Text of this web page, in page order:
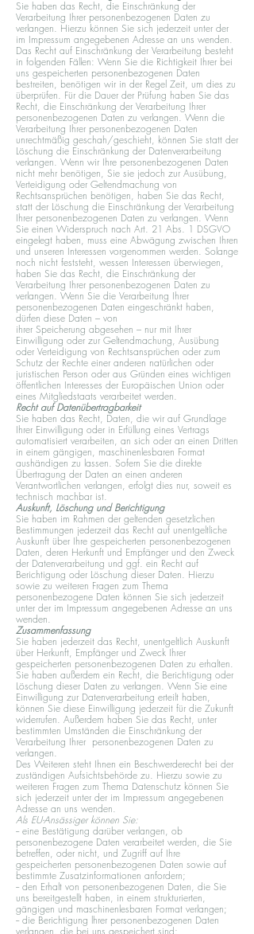
Sie haben das Recht, die Einschränkung der
Verarbeitung Ihrer personenbezogenen Daten zu
verlangen. Hierzu können Sie sich jederzeit unter der
im Impressum angegebenen Adresse an uns wenden.
Das Recht auf Einschränkung der Verarbeitung besteht
in folgenden Fällen: Wenn Sie die Richtigkeit Ihrer bei
uns gespeicherten personenbezogenen Daten
bestreiten, benötigen wir in der Regel Zeit, um dies zu
überprüfen. Für die Dauer der Prüfung haben Sie das
Recht, die Einschränkung der Verarbeitung Ihrer
personenbezogenen Daten zu verlangen. Wenn die
Verarbeitung Ihrer personenbezogenen Daten
unrechtmäßig geschah/geschieht, können Sie statt der
Löschung die Einschränkung der Datenverarbeitung
verlangen. Wenn wir Ihre personenbezogenen Daten
nicht mehr benötigen, Sie sie jedoch zur Ausübung,
Verteidigung oder Geltendmachung von
Rechtsansprüchen benötigen, haben Sie das Recht,
statt der Löschung die Einschränkung der Verarbeitung
Ihrer personenbezogenen Daten zu verlangen. Wenn
Sie einen Widerspruch nach Art. 21 Abs. 1 DSGVO
eingelegt haben, muss eine Abwägung zwischen Ihren
und unseren Interessen vorgenommen werden. Solange
noch nicht feststeht, wessen Interessen überwiegen,
haben Sie das Recht, die Einschränkung der
Verarbeitung Ihrer personenbezogenen Daten zu
verlangen. Wenn Sie die Verarbeitung Ihrer
personenbezogenen Daten eingeschränkt haben,
dürfen diese Daten – von
ihrer Speicherung abgesehen – nur mit Ihrer
Einwilligung oder zur Geltendmachung, Ausübung
oder Verteidigung von Rechtsansprüchen oder zum
Schutz der Rechte einer anderen natürlichen oder
juristischen Person oder aus Gründen eines wichtigen
öffentlichen Interesses der Europäischen Union oder
eines Mitgliedstaats verarbeitet werden.
Recht auf Datenübertragbarkeit
Sie haben das Recht, Daten, die wir auf Grundlage
Ihrer Einwilligung oder in Erfüllung eines Vertrags
automatisiert verarbeiten, an sich oder an einen Dritten
in einem gängigen, maschinenlesbaren Format
aushändigen zu lassen. Sofern Sie die direkte
Übertragung der Daten an einen anderen
Verantwortlichen verlangen, erfolgt dies nur, soweit es
technisch machbar ist.
Auskunft, Löschung und Berichtigung
Sie haben im Rahmen der geltenden gesetzlichen
Bestimmungen jederzeit das Recht auf unentgeltliche
Auskunft über Ihre gespeicherten personenbezogenen
Daten, deren Herkunft und Empfänger und den Zweck
der Datenverarbeitung und ggf. ein Recht auf
Berichtigung oder Löschung dieser Daten. Hierzu
sowie zu weiteren Fragen zum Thema
personenbezogene Daten können Sie sich jederzeit
unter der im Impressum angegebenen Adresse an uns
wenden.
Zusammenfassung
Sie haben jederzeit das Recht, unentgeltlich Auskunft
über Herkunft, Empfänger und Zweck Ihrer
gespeicherten personenbezogenen Daten zu erhalten.
Sie haben außerdem ein Recht, die Berichtigung oder
Löschung dieser Daten zu verlangen. Wenn Sie eine
Einwilligung zur Datenverarbeitung erteilt haben,
können Sie diese Einwilligung jederzeit für die Zukunft
widerrufen. Außerdem haben Sie das Recht, unter
bestimmten Umständen die Einschränkung der
Verarbeitung Ihrer personenbezogenen Daten zu
verlangen.
Des Weiteren steht Ihnen ein Beschwerderecht bei der
zuständigen Aufsichtsbehörde zu. Hierzu sowie zu
weiteren Fragen zum Thema Datenschutz können Sie
sich jederzeit unter der im Impressum angegebenen
Adresse an uns wenden.
Als EU-Ansässiger können Sie:
-- eine Bestätigung darüber verlangen, ob
personenbezogene Daten verarbeitet werden, die Sie
betreffen, oder nicht, und Zugriff auf Ihre
gespeicherten personenbezogenen Daten sowie auf
bestimmte Zusatzinformationen anfordern;
-- den Erhalt von personenbezogenen Daten, die Sie
uns bereitgestellt haben, in einem strukturierten,
gängigen und maschinenlesbaren Format verlangen;
-- die Berichtigung lhrer personenbezogenen Daten
verlangen, die bei uns gespeichert sind;